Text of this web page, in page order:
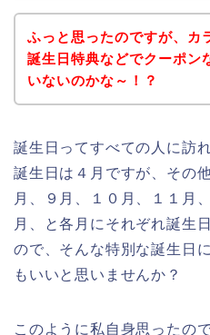
ふっと思ったのですが、カ
誕生日特典などでクーポン
いないのかな～！？
誕生日ってすべての人に訪
誕生日は４月ですが、その
月、９月、１０月、１１月
月、と各月にそれぞれ誕生
ので、そんな特別な誕生日
もいいと思いませんか？
このように私自身思ったの